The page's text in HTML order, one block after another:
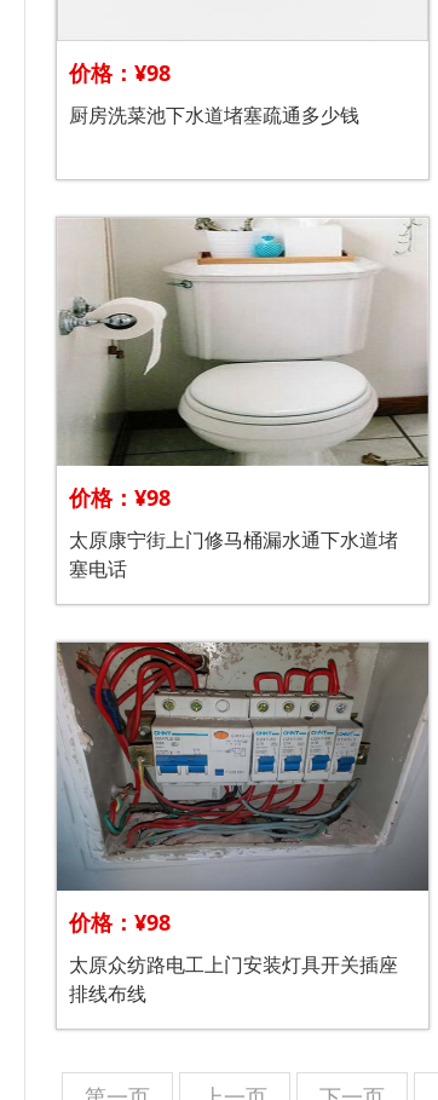
价格：¥98
厨房洗菜池下水道堵塞疏通多少钱
价格：¥98
太原康宁街上门修马桶漏水通下水道堵
塞电话
价格：¥98
太原众纺路电工上门安装灯具开关插座
排线布线